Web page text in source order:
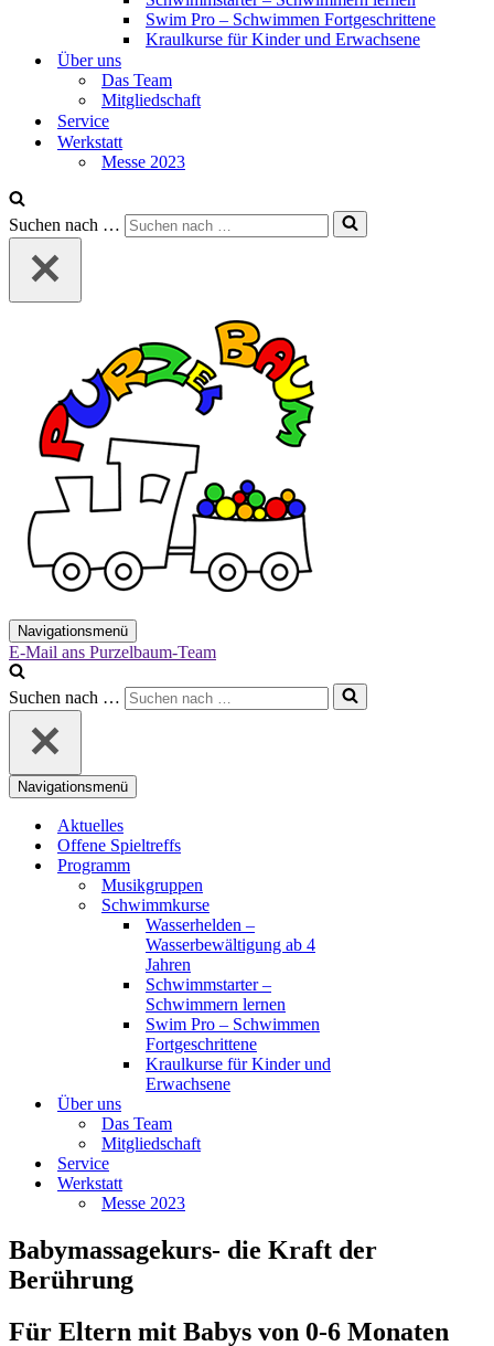
Swim Pro – Schwimmen Fortgeschrittene
Kraulkurse für Kinder und Erwachsene
Über uns
Das Team
Mitgliedschaft
Service
Werkstatt
Messe 2023
Suchen nach …
Navigationsmenü
E-Mail ans Purzelbaum-Team
Suchen nach …
Navigationsmenü
Aktuelles
Offene Spieltreffs
Programm
Musikgruppen
Schwimmkurse
Wasserhelden –
Wasserbewältigung ab 4
Jahren
Schwimmstarter –
Schwimmern lernen
Swim Pro – Schwimmen
Fortgeschrittene
Kraulkurse für Kinder und
Erwachsene
Über uns
Das Team
Mitgliedschaft
Service
Werkstatt
Messe 2023
Babymassagekurs- die Kraft der
Berührung
Für Eltern mit Babys von 0-6 Monaten